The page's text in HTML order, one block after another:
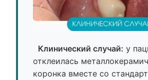
Клинический случай: у
отклеилась
коронка вместе со